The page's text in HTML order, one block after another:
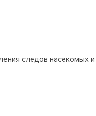
следов насекомых и